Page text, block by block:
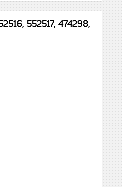
552517, 474298,